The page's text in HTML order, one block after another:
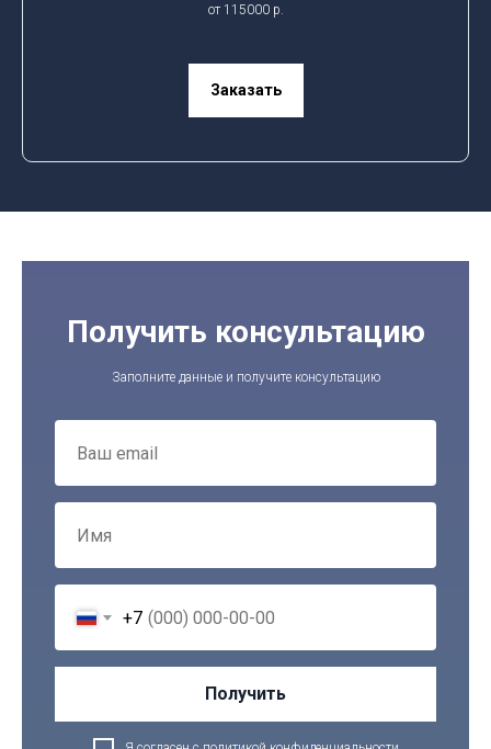
от 115000 р.
Заказать
Получить консультацию
Заполните данные и получите консультацию
+7
Получить